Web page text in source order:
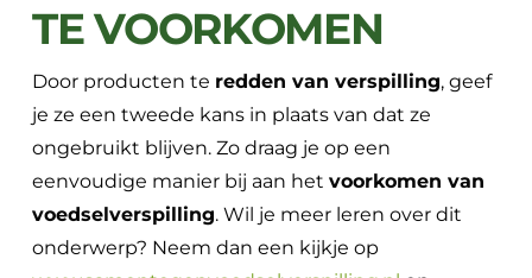
TE VOORKOMEN
Door producten te redden van verspilling, geef
je ze een tweede kans in plaats van dat ze
ongebruikt blijven. Zo draag je op een
eenvoudige manier bij aan het voorkomen van
voedselverspilling. Wil je meer leren over dit
onderwerp? Neem dan een kijkje op